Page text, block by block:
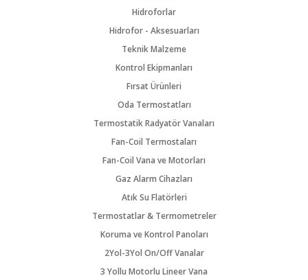
Hidroforlar
Hidrofor - Aksesuarları
Teknik Malzeme
Kontrol Ekipmanları
Fırsat Ürünleri
Oda Termostatları
Termostatik Radyatör Vanaları
Fan-Coil Termostaları
Fan-Coil Vana ve Motorları
Gaz Alarm Cihazları
Atık Su Flatörleri
Termostatlar & Termometreler
Koruma ve Kontrol Panoları
2Yol-3Yol On/Off Vanalar
3 Yollu Motorlu Lineer Vana